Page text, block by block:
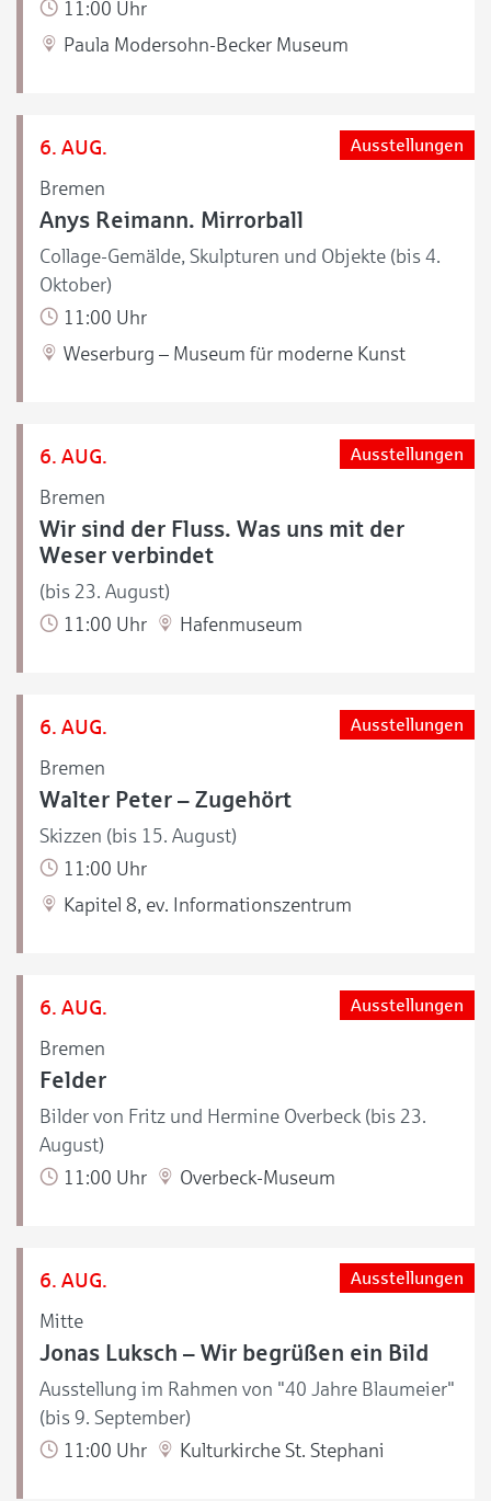
11:00 Uhr
Paula Modersohn-Becker Museum
6. AUG.
Bremen
Ausstellungen
Anys Reimann. Mirrorball
Collage-Gemälde, Skulpturen und Objekte (bis 4.
Oktober)
11:00 Uhr
Weserburg – Museum für moderne Kunst
6. AUG.
Bremen
Ausstellungen
Wir sind der Fluss. Was uns mit der
Weser verbindet
(bis 23. August)
11:00 Uhr
Hafenmuseum
6. AUG.
Bremen
Ausstellungen
Walter Peter – Zugehört
Skizzen (bis 15. August)
11:00 Uhr
Kapitel 8, ev. Informationszentrum
6. AUG.
Bremen
Ausstellungen
Felder
Bilder von Fritz und Hermine Overbeck (bis 23.
August)
11:00 Uhr
Overbeck-Museum
6. AUG.
Mitte
Ausstellungen
Jonas Luksch – Wir begrüßen ein Bild
Ausstellung im Rahmen von "40 Jahre Blaumeier"
(bis 9. September)
11:00 Uhr
Kulturkirche St. Stephani